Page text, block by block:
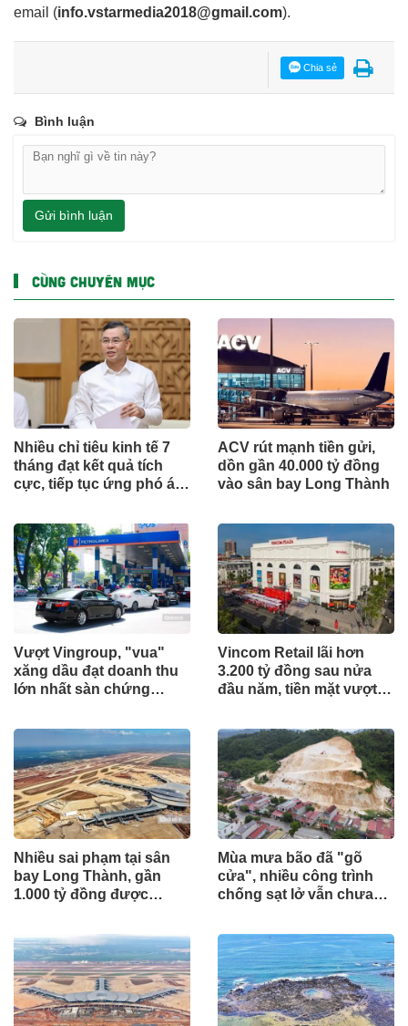
email (info.vstarmedia2018@gmail.com).
Chia sẻ
Bình luận
Gửi bình luận
CÙNG CHUYÊN MỤC
Nhiều chỉ tiêu kinh tế 7
tháng đạt kết quả tích
cực, tiếp tục ứng phó áp
ACV rút mạnh tiền gửi,
dồn gần 40.000 tỷ đồng
vào sân bay Long Thành
Vượt Vingroup, "vua"
xăng dầu đạt doanh thu
lớn nhất sàn chứng
Vincom Retail lãi hơn
3.200 tỷ đồng sau nửa
đầu năm, tiền mặt vượt
Nhiều sai phạm tại sân
bay Long Thành, gần
1.000 tỷ đồng được
Mùa mưa bão đã "gõ
cửa", nhiều công trình
chống sạt lở vẫn chưa